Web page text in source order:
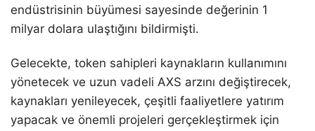
endüstrisinin büyümesi sayesinde değerinin 1
milyar dolara ulaştığını bildirmişti.
Gelecekte, token sahipleri kaynakların kullanımını
yönetecek ve uzun vadeli AXS arzını değiştirecek,
kaynakları yenileyecek, çeşitli faaliyetlere yatırım
yapacak ve önemli projeleri gerçekleştirmek için